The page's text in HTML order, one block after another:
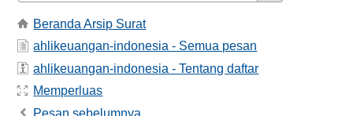
Beranda Arsip Surat
ahlikeuangan-indonesia - Semua pesan
ahlikeuangan-indonesia - Tentang daftar
Memperluas
Pesan sebelumnya